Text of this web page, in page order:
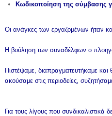
Κωδικοποίηση της σύμβασης
Οι ανάγκες των εργαζομένων ήταν
Η βούληση των συναδέλφων ο
Πιστέψαμε, διαπραγματευτήκαμε
ακούσαμε στις περιοδείες,
Για τους λίγους που συνδικαλιστικά